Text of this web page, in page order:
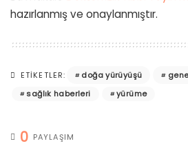
hazırlanmış ve onaylanmıştır.
ETIKETLER: doğa yürüyüşü
sağlık haberleri
yürüme
0 PAYLAŞIM